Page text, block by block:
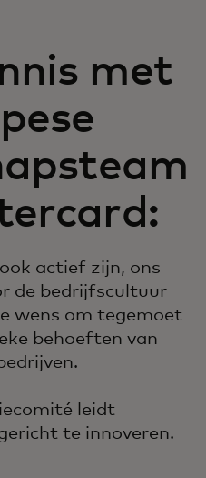
met
actief zijn, ons
de bedrijfscultuur
wens om tegemoet
behoeften van
leidt
te innoveren.